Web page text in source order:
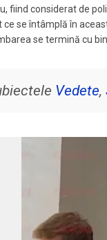
fiind considerat de
se întâmplă în
se termină cu
Vedete,